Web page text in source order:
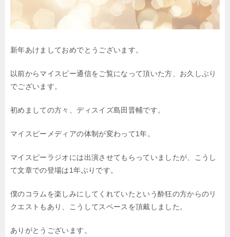
新年あけましておめでとうございます。
以前からマイスピー通信をご覧になって頂いた方、 お久しぶり
でございます。
初めましての方々、ディスイズ島田晋輔です。
マイスピーメディアの体制が変わって1年。
マイスピーラジオには出演させてもらっていましたが、 こうし
て文章での登場は1年ぶりです。
僕のコラムを楽しみにしてくれていたという酔狂の方からのリ
クエストもあり、 こうしてスペースを頂戴しました。
ありがとうございます。